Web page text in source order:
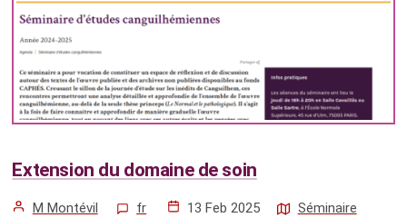
Extension du domaine de soin
M Montévil fr 13 Feb 2025
Séminaire